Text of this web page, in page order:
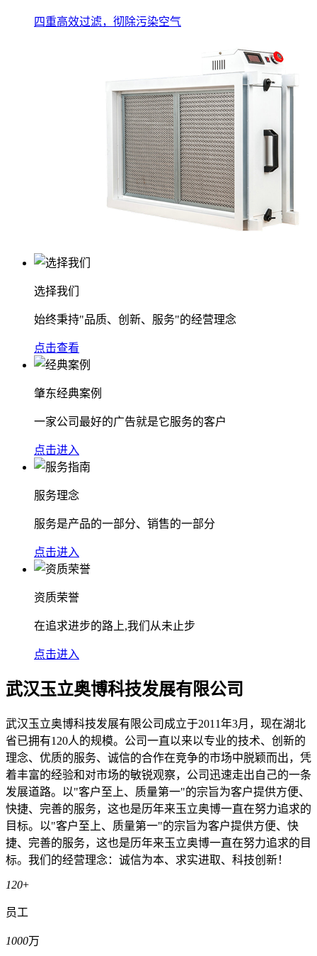
四重高效过滤，彻除污染空气
选择我们
始终秉持"品质、创新、服务"的经营理念
点击查看
肇东经典案例
一家公司最好的广告就是它服务的客户
点击进入
服务理念
服务是产品的一部分、销售的一部分
点击进入
资质荣誉
在追求进步的路上,我们从未止步
点击进入
武汉玉立奥博科技发展有限公司
武汉玉立奥博科技发展有限公司成立于2011年3月，现在湖北
省已拥有120人的规模。公司一直以来以专业的技术、创新的
理念、优质的服务、诚信的合作在竞争的市场中脱颖而出，凭
着丰富的经验和对市场的敏锐观察，公司迅速走出自己的一条
发展道路。以"客户至上、质量第一"的宗旨为客户提供方便、
快捷、完善的服务，这也是历年来玉立奥博一直在努力追求的
目标。以"客户至上、质量第一"的宗旨为客户提供方便、快
捷、完善的服务，这也是历年来玉立奥博一直在努力追求的目
标。我们的经营理念：诚信为本、求实进取、科技创新！
120+
员工
1000万